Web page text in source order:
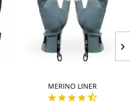
MERINO LINER